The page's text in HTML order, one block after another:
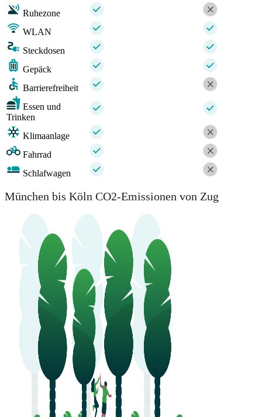
Ruhezone
WLAN
Steckdosen
Gepäck
Barrierefreiheit
Essen und
Trinken
Klimaanlage
Fahrrad
Schlafwagen
München bis Köln CO2-Emissionen von Zug